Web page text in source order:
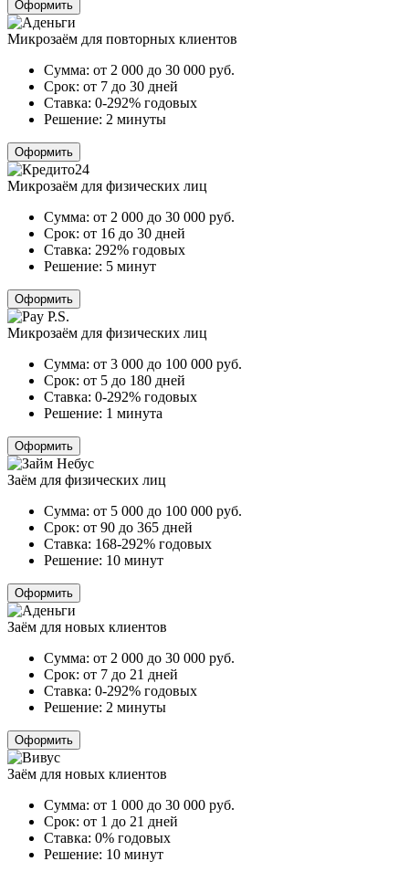
Оформить
Микрозаём для повторных клиентов
Сумма: от 2 000 до 30 000 руб.
Срок: от 7 до 30 дней
Ставка: 0-292% годовых
Решение: 2 минуты
Оформить
Микрозаём для физических лиц
Сумма: от 2 000 до 30 000 руб.
Срок: от 16 до 30 дней
Ставка: 292% годовых
Решение: 5 минут
Оформить
Микрозаём для физических лиц
Сумма: от 3 000 до 100 000 руб.
Срок: от 5 до 180 дней
Ставка: 0-292% годовых
Решение: 1 минута
Оформить
Заём для физических лиц
Сумма: от 5 000 до 100 000 руб.
Срок: от 90 до 365 дней
Ставка: 168-292% годовых
Решение: 10 минут
Оформить
Заём для новых клиентов
Сумма: от 2 000 до 30 000 руб.
Срок: от 7 до 21 дней
Ставка: 0-292% годовых
Решение: 2 минуты
Оформить
Заём для новых клиентов
Сумма: от 1 000 до 30 000 руб.
Срок: от 1 до 21 дней
Ставка: 0% годовых
Решение: 10 минут